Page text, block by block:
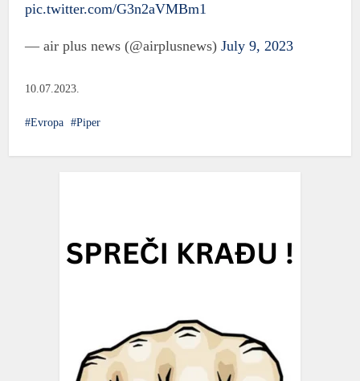
pic.twitter.com/G3n2aVMBm1
— air plus news (@airplusnews)July 9, 2023
10.07.2023.
Evropa Piper